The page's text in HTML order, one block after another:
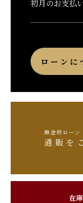
初月のお支払
ローンに
無金利ローン
通販を
在